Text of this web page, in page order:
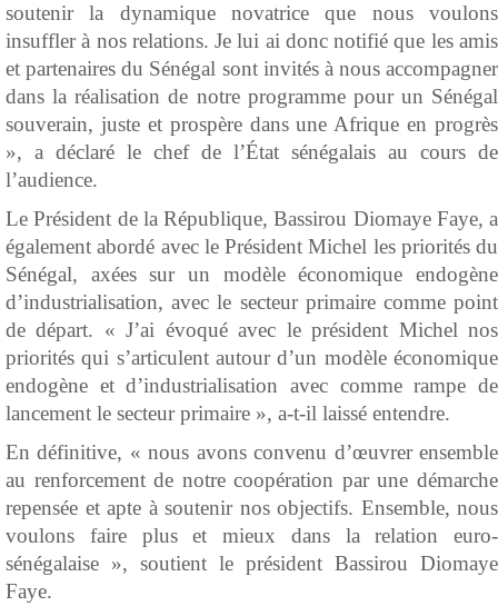
soutenir la dynamique novatrice que nous voulons
insuffler à nos relations. Je lui ai donc notifié que les amis
et partenaires du Sénégal sont invités à nous accompagner
dans la réalisation de notre programme pour un Sénégal
souverain, juste et prospère dans une Afrique en progrès
», a déclaré le chef de l’État sénégalais au cours de
l’audience.
Le Président de la République, Bassirou Diomaye Faye, a
également abordé avec le Président Michel les priorités du
Sénégal, axées sur un modèle économique endogène
d’industrialisation, avec le secteur primaire comme point
de départ. « J’ai évoqué avec le président Michel nos
priorités qui s’articulent autour d’un modèle économique
endogène et d’industrialisation avec comme rampe de
lancement le secteur primaire », a-t-il laissé entendre.
En définitive, « nous avons convenu d’œuvrer ensemble
au renforcement de notre coopération par une démarche
repensée et apte à soutenir nos objectifs. Ensemble, nous
voulons faire plus et mieux dans la relation euro-
sénégalaise », soutient le président Bassirou Diomaye
Faye.